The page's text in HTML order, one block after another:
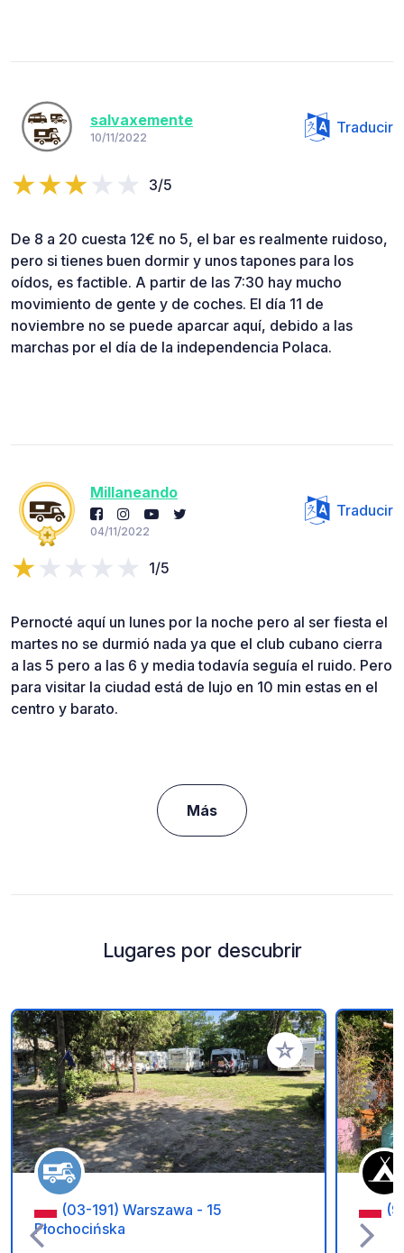
salvaxemente
10/11/2022
Traducir
3/5
De 8 a 20 cuesta 12€ no 5, el bar es realmente ruidoso,
pero si tienes buen dormir y unos tapones para los
oídos, es factible. A partir de las 7:30 hay mucho
movimiento de gente y de coches. El día 11 de
noviembre no se puede aparcar aquí, debido a las
marchas por el día de la independencia Polaca.
Millaneando
04/11/2022
Traducir
1/5
Pernocté aquí un lunes por la noche pero al ser fiesta el
martes no se durmió nada ya que el club cubano cierra
a las 5 pero a las 6 y media todavía seguía el ruido. Pero
para visitar la ciudad está de lujo en 10 min estas en el
centro y barato.
Más
Lugares por descubrir
Añadir a tus
(03-191) Warszawa - 15
Płochocińska